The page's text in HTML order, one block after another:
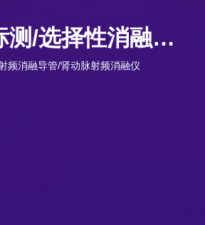
肾神经标测/选择性消融（msRDN）系统
频消融导管/肾动脉射频消融仪